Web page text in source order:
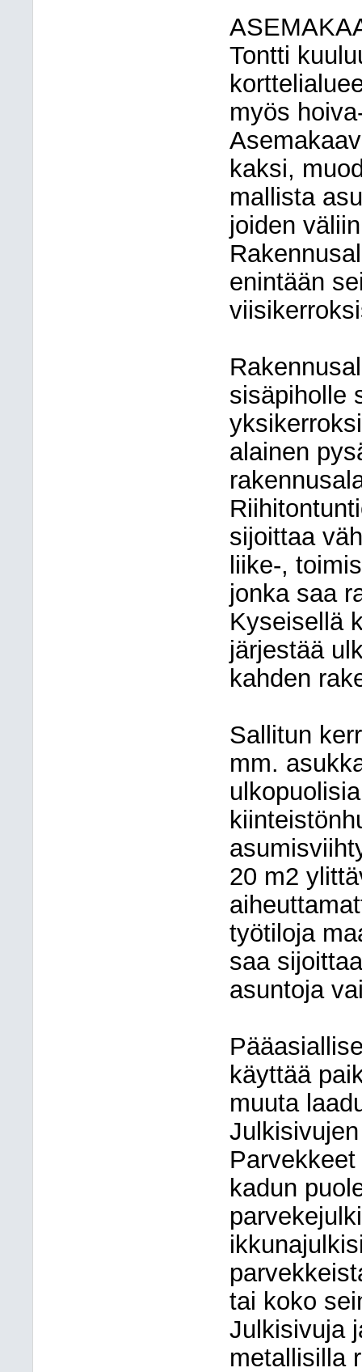
Tontti
myös
kaksi,
mallista
joiden
enintään
sisäpiholle
alainen
sijoittaa
liike-,
jonka saa
Kyseisellä
järjestää
kahden
Sallitun
mm.
20 m2
työtiloja
saa
asuntoja
käyttää
muuta
kadun
tai koko
Julkisivuja
metallisilla